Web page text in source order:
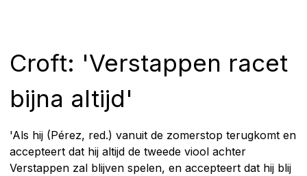
Croft: 'Verstappen racet
bijna altijd'
'Als hij (Pérez, red.) vanuit de zomerstop terugkomt en
accepteert dat hij altijd de tweede viool achter
Verstappen zal blijven spelen, en accepteert dat hij blij